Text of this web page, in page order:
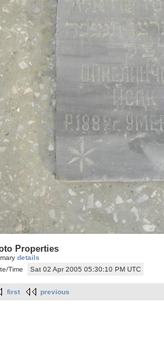
Properties
details
Time
Sat 02 Apr 2005 05:30:10 PM UTC
first previous